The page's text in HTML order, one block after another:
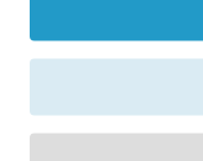
Laços
os combina com flores